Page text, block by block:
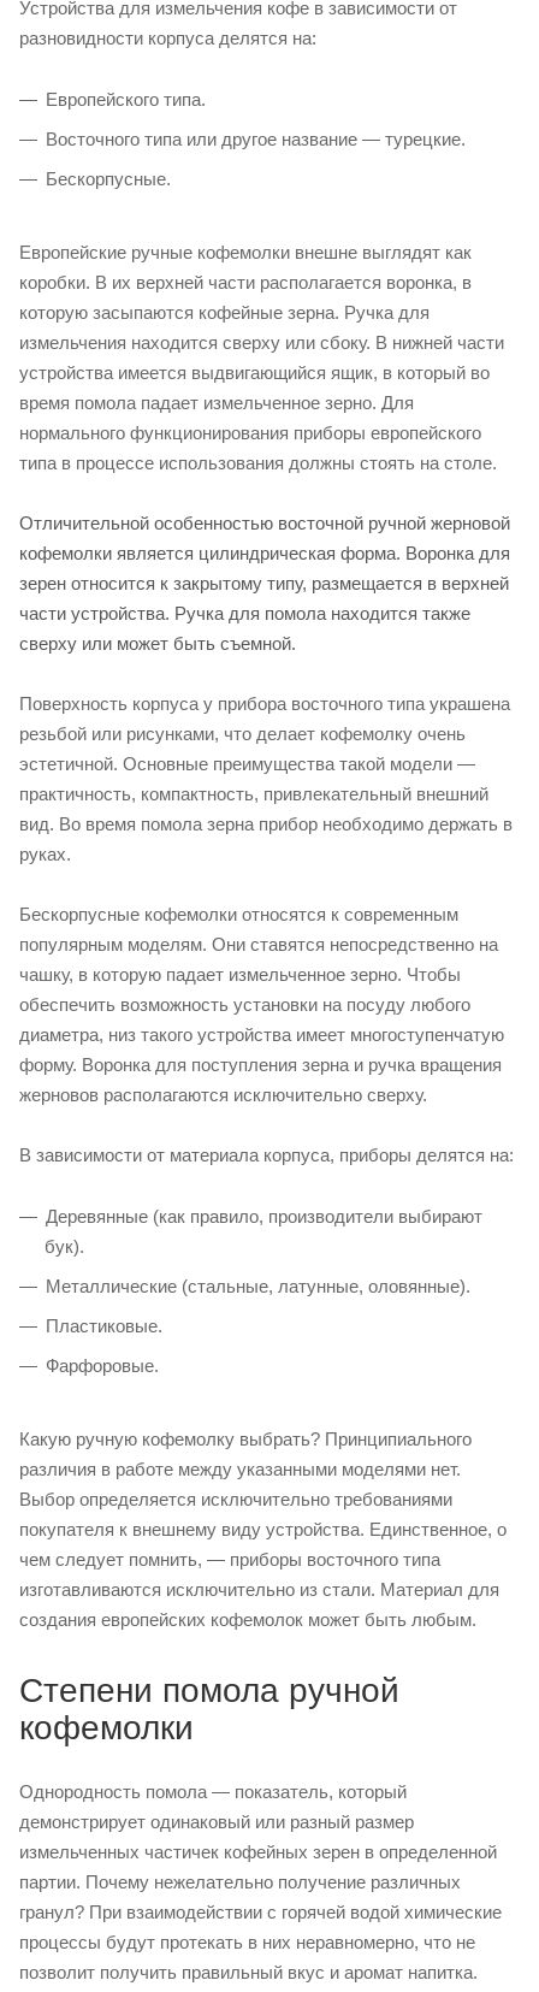
Устройства для измельчения кофе в зависимости от
разновидности корпуса делятся на:
Европейского типа.
Восточного типа или другое название — турецкие.
Бескорпусные.
Европейские ручные кофемолки внешне выглядят как
коробки. В их верхней части располагается воронка, в
которую засыпаются кофейные зерна. Ручка для
измельчения находится сверху или сбоку. В нижней части
устройства имеется выдвигающийся ящик, в который во
время помола падает измельченное зерно. Для
нормального функционирования приборы европейского
типа в процессе использования должны стоять на столе.
Отличительной особенностью восточной ручной жерновой
кофемолки является цилиндрическая форма. Воронка для
зерен относится к закрытому типу, размещается в верхней
части устройства. Ручка для помола находится также
сверху или может быть съемной.
Поверхность корпуса у прибора восточного типа украшена
резьбой или рисунками, что делает кофемолку очень
эстетичной. Основные преимущества такой модели —
практичность, компактность, привлекательный внешний
вид. Во время помола зерна прибор необходимо держать в
руках.
Бескорпусные кофемолки относятся к современным
популярным моделям. Они ставятся непосредственно на
чашку, в которую падает измельченное зерно. Чтобы
обеспечить возможность установки на посуду любого
диаметра, низ такого устройства имеет многоступенчатую
форму. Воронка для поступления зерна и ручка вращения
жерновов располагаются исключительно сверху.
В зависимости от материала корпуса, приборы делятся на:
Деревянные (как правило, производители выбирают
бук).
Металлические (стальные, латунные, оловянные).
Пластиковые.
Фарфоровые.
Какую ручную кофемолку выбрать? Принципиального
различия в работе между указанными моделями нет.
Выбор определяется исключительно требованиями
покупателя к внешнему виду устройства. Единственное, о
чем следует помнить, — приборы восточного типа
изготавливаются исключительно из стали. Материал для
создания европейских кофемолок может быть любым.
Степени помола ручной
кофемолки
Однородность помола — показатель, который
демонстрирует одинаковый или разный размер
измельченных частичек кофейных зерен в определенной
партии. Почему нежелательно получение различных
гранул? При взаимодействии с горячей водой химические
процессы будут протекать в них неравномерно, что не
позволит получить правильный вкус и аромат напитка.